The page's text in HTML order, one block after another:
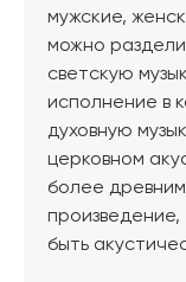
мужские,
можно
светскую
исполнение в
духовную
церковном
более
быть